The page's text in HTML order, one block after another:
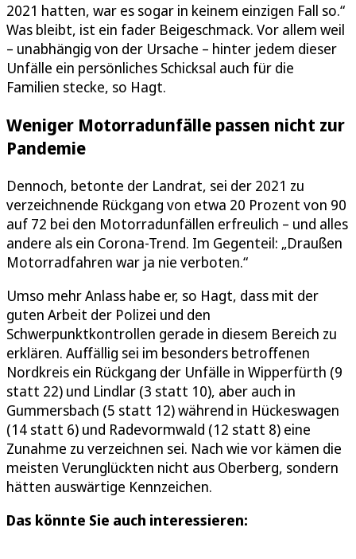
2021 hatten, war es sogar in keinem einzigen Fall so.“
Was bleibt, ist ein fader Beigeschmack. Vor allem weil
– unabhängig von der Ursache – hinter jedem dieser
Unfälle ein persönliches Schicksal auch für die
Familien stecke, so Hagt.
Weniger Motorradunfälle passen nicht zur
Pandemie
Dennoch, betonte der Landrat, sei der 2021 zu
verzeichnende Rückgang von etwa 20 Prozent von 90
auf 72 bei den Motorradunfällen erfreulich – und alles
andere als ein Corona-Trend. Im Gegenteil: „Draußen
Motorradfahren war ja nie verboten.“
Umso mehr Anlass habe er, so Hagt, dass mit der
guten Arbeit der Polizei und den
Schwerpunktkontrollen gerade in diesem Bereich zu
erklären. Auffällig sei im besonders betroffenen
Nordkreis ein Rückgang der Unfälle in Wipperfürth (9
statt 22) und Lindlar (3 statt 10), aber auch in
Gummersbach (5 statt 12) während in Hückeswagen
(14 statt 6) und Radevormwald (12 statt 8) eine
Zunahme zu verzeichnen sei. Nach wie vor kämen die
meisten Verunglückten nicht aus Oberberg, sondern
hätten auswärtige Kennzeichen.
Das könnte Sie auch interessieren: